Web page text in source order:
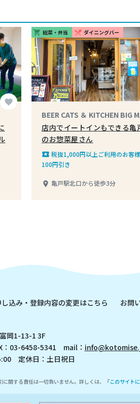
favorite
shopping_cart 総菜・弁当 restaurant_menu ダイニングバー
BEER CATS ＆ KITCHEN BIG
店内でイートインもできる亀
のお惣菜屋さん
local_play 税抜1,000円以上ご利用のお客様
100円引き
place 亀戸駅北口から徒歩3分
込み・登録内容の変更はこちら お問
岡1-13-1 3F
03-6458-5341 mail：
定休日：土日祝日
関する責任は一切負いません。詳しくは、『このサイト